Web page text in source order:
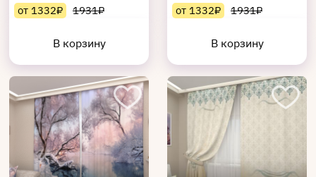
от 1332₽ 1931₽
В корзину
от 1332₽ 1931₽
В корзину